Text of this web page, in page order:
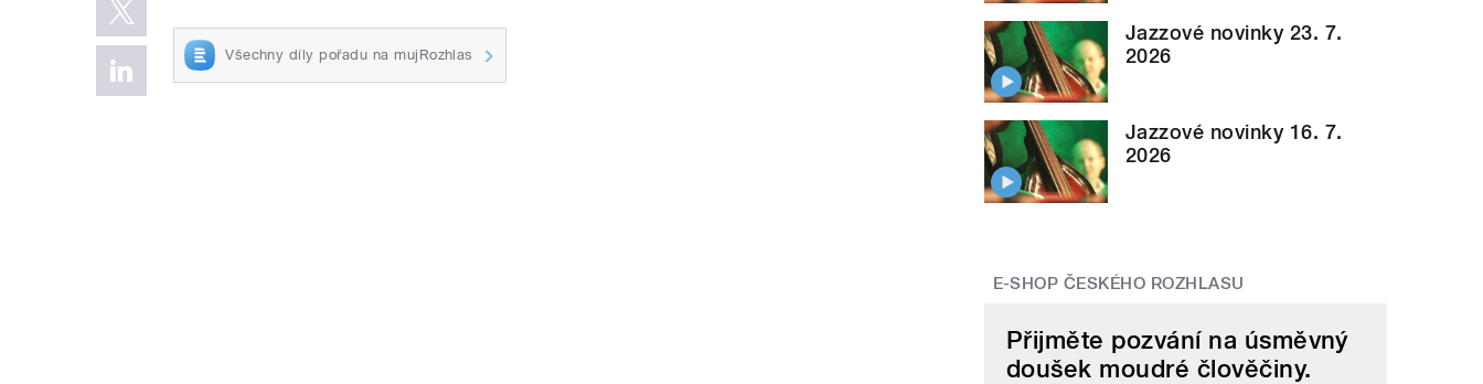
Všechny díly pořadu na mujRozhlas
Jazzové novinky 23. 7.
2026
Jazzové novinky 16. 7.
2026
E-SHOP ČESKÉHO ROZHLASU
Přijměte pozvání na úsměvný
doušek moudré člověčiny.